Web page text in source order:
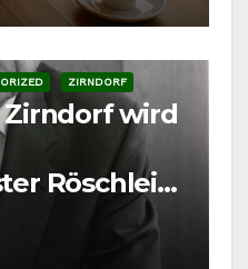
ZIRNDORF
wird
Röschlein